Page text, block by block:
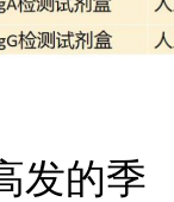
发的季